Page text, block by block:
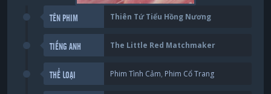
TÊN PHIM Thiên Tứ Tiểu Hồng Nương
TIẾNG ANH The Little Red Matchmaker
THỂ LOẠI Phim Tình Cảm, Phim Cổ Trang